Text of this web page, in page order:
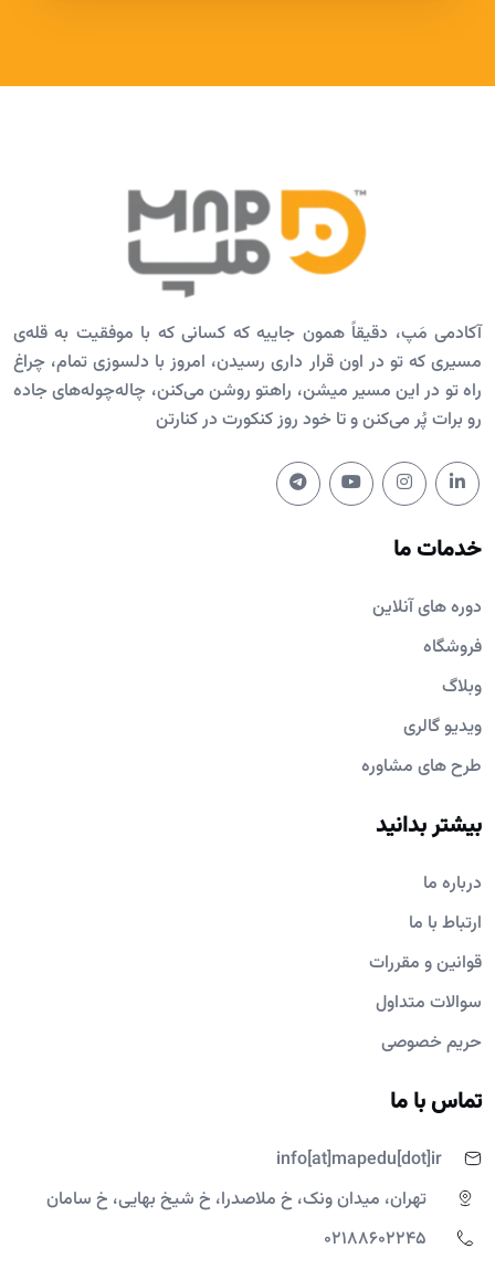
آکادمی مَپ، دقیقاً همون جاییه که کسانی که با موفقیت به قله‌ی
مسیری که تو در اون قرار داری رسیدن، امروز با دلسوزی تمام، چراغ
راه تو در این مسیر میشن، راهتو روشن می‌کنن، چاله‌چوله‌های جاده
رو برات پُر می‌کنن و تا خود روز کنکورت در کنارتن
خدمات ما
دوره های آنلاین
فروشگاه
وبلاگ
ویدیو گالری
طرح های مشاوره
بیشتر بدانید
درباره ما
ارتباط با ما
قوانین و مقررات
سوالات متداول
حریم خصوصی
تماس با ما
info[at]mapedu[dot]ir
تهران، میدان ونک، خ ملاصدرا، خ شیخ بهایی، خ سامان
02188602245